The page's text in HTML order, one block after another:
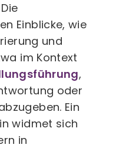
Einblicke, wie
und
im Kontext
,
oder
Ein
widmet sich
in